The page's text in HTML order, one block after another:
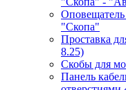
"Скопа"
Проставка
8.25)
Скобы для
Панель